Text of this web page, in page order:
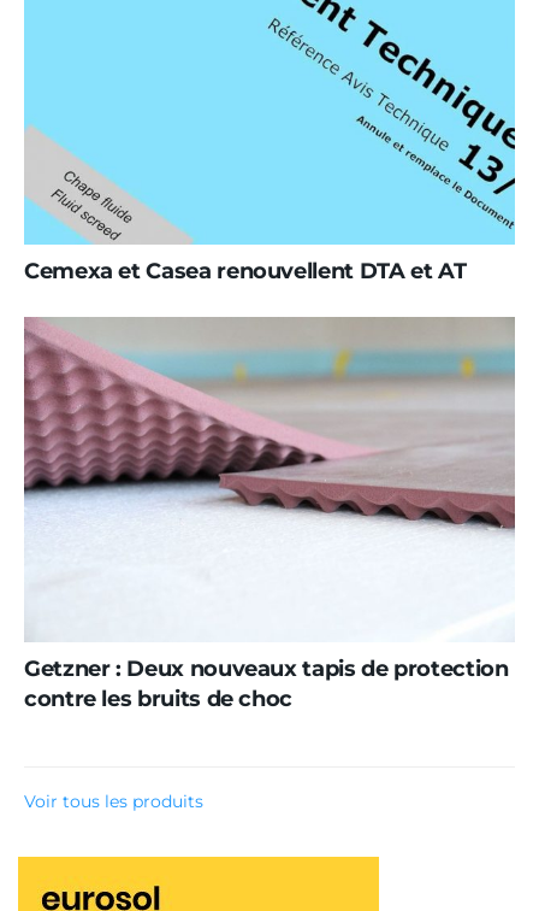
Cemexa et Casea renouvellent DTA et AT
Getzner : Deux nouveaux tapis de protection
contre les bruits de choc
Voir tous les produits